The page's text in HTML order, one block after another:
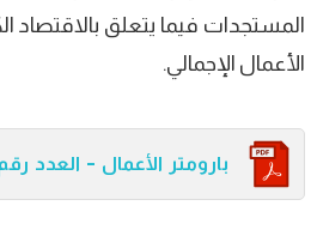
المستجدات فيما يتعلق بالاقتصاد
الأعمال الإجمالي.
بارومتر الأعمال - العدد رقم